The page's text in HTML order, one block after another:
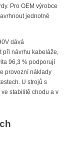
Pro OEM výrobce
jednotné
dává
návrhu kabeláže,
96,3 % podporují
provozní náklady
U strojů s
stabilitě chodu a v